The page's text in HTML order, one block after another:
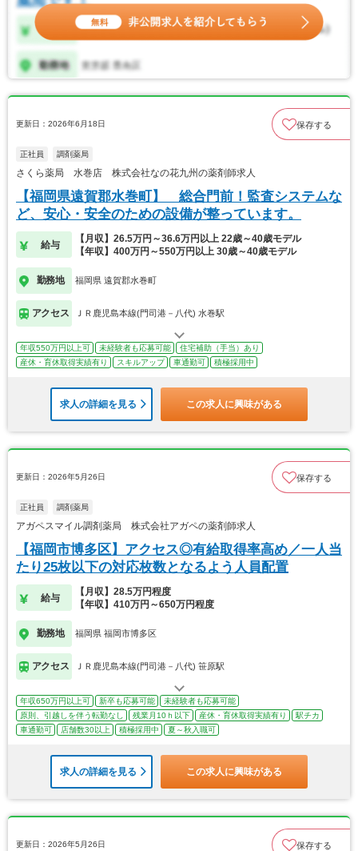
更新日：2026年6月18日 保存する
正社員 調剤薬局
さくら薬局 水巻店 株式会社なの花九州の薬剤師求人
【福岡県遠賀郡水巻町】 総合門前！監査システムな
ど、安心・安全のための設備が整っています。
給与
【月収】26.5万円～36.6万円以上 22歳～40歳モデル
【年収】400万円～550万円以上 30歳～40歳モデル
勤務地 福岡県 遠賀郡水巻町
アクセス ＪＲ鹿児島本線(門司港－八代) 水巻駅
年収550万円以上可 未経験者も応募可能
住宅補助（手当）あり
産休・育休取得実績有り
スキルアップ 車通勤可 積極採用中
求人の詳細を見る この求人に興味がある
更新日：2026年5月26日 保存する
正社員 調剤薬局
アガペスマイル調剤薬局 株式会社アガペの薬剤師求人
【福岡市博多区】アクセス◎有給取得率高め／一人当
たり25枚以下の対応枚数となるよう人員配置
給与
【月収】28.5万円程度
【年収】410万円～650万円程度
勤務地 福岡県 福岡市博多区
アクセス ＪＲ鹿児島本線(門司港－八代) 笹原駅
年収650万円以上可 新卒も応募可能
未経験者も応募可能
原則、引越しを伴う転勤なし
残業月10ｈ以下 産休・育休取得実績有り
駅チカ
車通勤可
店舗数30以上 積極採用中 夏～秋入職可
求人の詳細を見る この求人に興味がある
更新日：2026年5月26日 保存する